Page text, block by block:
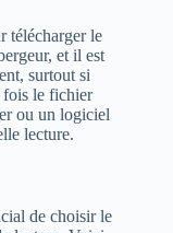
télécharger le
et il est
surtout si
fois le fichier
ou un logiciel
lecture.
de choisir le